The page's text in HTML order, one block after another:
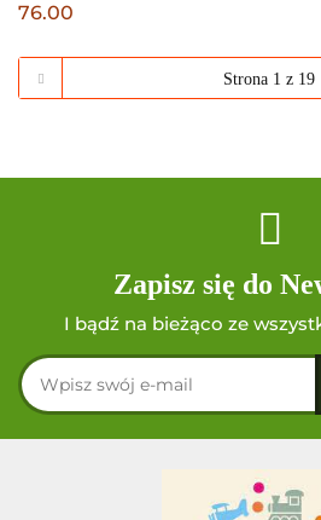
76.00
Zapisz się do
I bądź na bieżąco ze